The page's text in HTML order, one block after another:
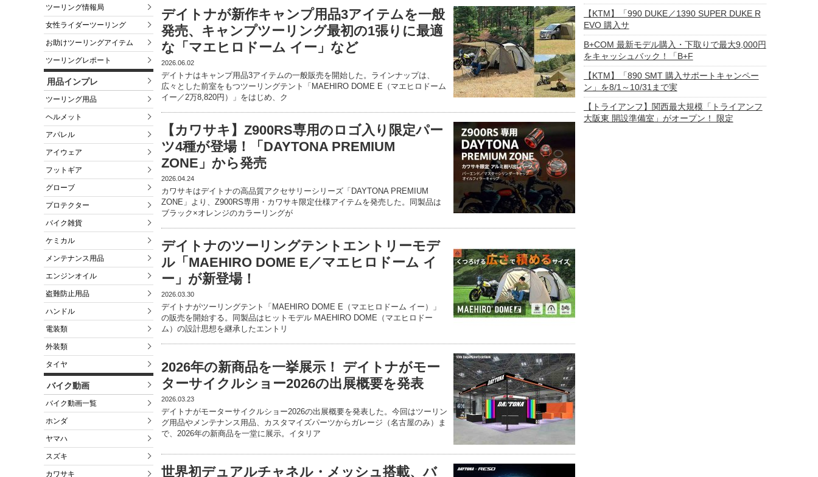
ツーリング情報局
女性ライダーツーリング
お助けツーリングアイテム
ツーリングレポート
用品インプレ
ツーリング用品
ヘルメット
アパレル
アイウェア
フットギア
グローブ
プロテクター
バイク雑貨
ケミカル
メンテナンス用品
エンジンオイル
盗難防止用品
ハンドル
電装類
外装類
タイヤ
バイク動画
バイク動画一覧
ホンダ
ヤマハ
スズキ
カワサキ
デイトナが新作キャンプ用品3アイテムを一般
発売、キャンプツーリング最初の1張りに最適
な「マエヒロドーム イー」など
2026.06.02
デイトナはキャンプ用品3アイテムの一般販売を開始した。ラインナップは、
広々とした前室をもつツーリングテント「MAEHIRO DOME E（マエヒロドーム
イー／2万8,820円）」をはじめ、ク
【カワサキ】Z900RS専用のロゴ入り限定パー
ツ4種が登場！「DAYTONA PREMIUM
ZONE」から発売
2026.04.24
カワサキはデイトナの高品質アクセサリーシリーズ「DAYTONA PREMIUM
ZONE」より、Z900RS専用・カワサキ限定仕様アイテムを発売した。同製品は
ブラック×オレンジのカラーリングが
デイトナのツーリングテントエントリーモデ
ル「MAEHIRO DOME E／マエヒロドーム イ
ー」が新登場！
2026.03.30
デイトナがツーリングテント「MAEHIRO DOME E（マエヒロドーム イー）」
の販売を開始する。同製品はヒットモデル MAEHIRO DOME（マエヒロドー
ム）の設計思想を継承したエントリ
2026年の新商品を一挙展示！ デイトナがモー
ターサイクルショー2026の出展概要を発表
2026.03.23
デイトナがモーターサイクルショー2026の出展概要を発表した。今回はツーリン
グ用品やメンテナンス用品、カスタマイズパーツからガレージ（名古屋のみ）ま
で、2026年の新商品を一堂に展示。イタリア
世界初デュアルチャネル・メッシュ搭載、バ
【KTM】「990 DUKE／1390 SUPER DUKE R
EVO 購入サ
B+COM 最新モデル購入・下取りで最大9,000円
をキャッシュバック！「B+F
【KTM】「890 SMT 購入サポートキャンペー
ン」を8/1～10/31まで実
【トライアンフ】関西最大規模「トライアンフ
大阪東 開設準備室」がオープン！ 限定